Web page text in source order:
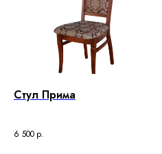
Стул Прима
6 500 р.